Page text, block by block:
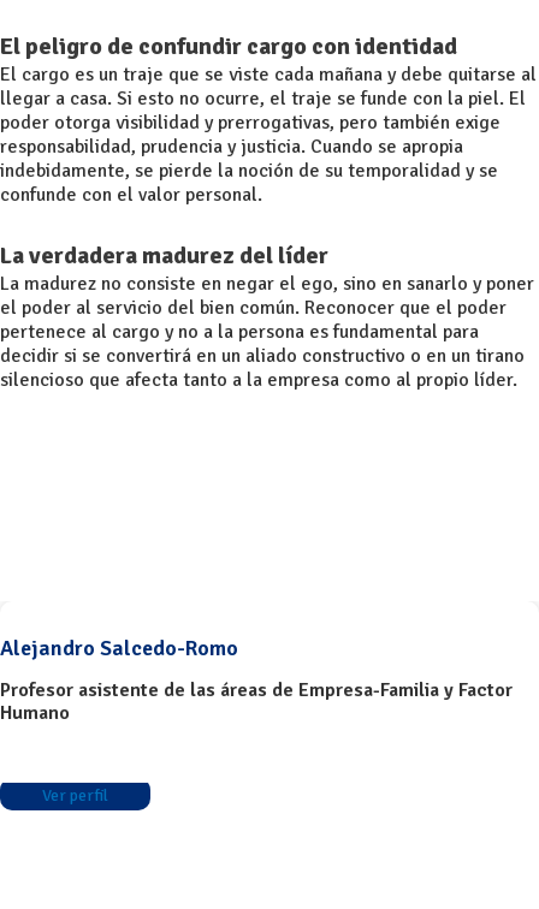
El peligro de confundir cargo con identidad
El cargo es un traje que se viste cada mañana y debe quitarse al
llegar a casa. Si esto no ocurre, el traje se funde con la piel. El
poder otorga visibilidad y prerrogativas, pero también exige
responsabilidad, prudencia y justicia. Cuando se apropia
indebidamente, se pierde la noción de su temporalidad y se
confunde con el valor personal.
La verdadera madurez del líder
La madurez no consiste en negar el ego, sino en sanarlo y poner
el poder al servicio del bien común. Reconocer que el poder
pertenece al cargo y no a la persona es fundamental para
decidir si se convertirá en un aliado constructivo o en un tirano
silencioso que afecta tanto a la empresa como al propio líder.
Alejandro Salcedo-Romo
Profesor asistente de las áreas de Empresa-Familia y Factor
Humano
Ver perfil